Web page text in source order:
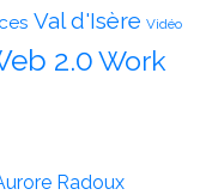
Val d'Isère Vidéo
2.0Work
Radoux